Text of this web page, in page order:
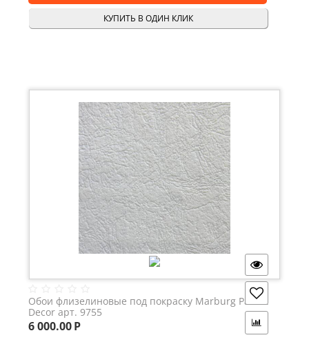
КУПИТЬ В ОДИН КЛИК
Обои флизелиновые под покраску Marburg Patent
Decor арт. 9755
6 000.00Р